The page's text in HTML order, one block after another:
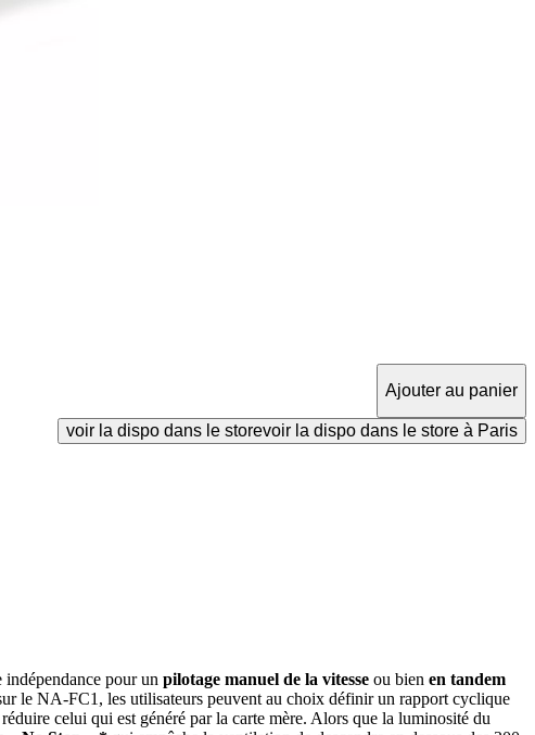
Ajouter au panier
voir la dispo dans le storevoir la dispo dans le store à Paris
pour un pilotage manuel de la vitesse ou bien en tandem
le NA-FC1, les utilisateurs peuvent au choix définir un rapport cyclique
celui qui est généré par la carte mère. Alors que la luminosité du